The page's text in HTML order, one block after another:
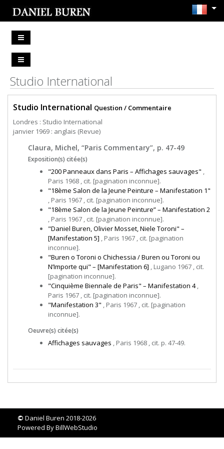
Studio International
Studio International Question / Commentaire
Londres : Studio International
janvier 1969 : anglais (Revue)
Claura, Michel, “Paris Commentary”, p. 47-49
Exposition(s) citée(s)
"200 Panneaux dans Paris – Affichages sauvages" ,
Paris 1968 , cit. [pagination inconnue].
"18ème Salon de la Jeune Peinture – Manifestation 1"
, Paris 1967 , cit. [pagination inconnue].
"18ème Salon de la Jeune Peinture” – Manifestation 2
, Paris 1967 , cit. [pagination inconnue].
"Daniel Buren, Olivier Mosset, Niele Toroni" –
[Manifestation 5] , Paris 1967 , cit. [pagination
inconnue].
"Buren o Toroni o Chichessia / Buren ou Toroni ou
N’Importe qui" – [Manifestation 6] , Lugano 1967 , cit.
[pagination inconnue].
"Cinquième Biennale de Paris" – Manifestation 4,
Paris 1967 , cit. [pagination inconnue].
"Manifestation 3" , Paris 1967 , cit. [pagination
inconnue].
Oeuvre(s) citée(s)
Affichages sauvages , Paris 1968 , cit. p. 47-49.
© Daniel Buren 2018-2026
Powered ByBillWebStudio